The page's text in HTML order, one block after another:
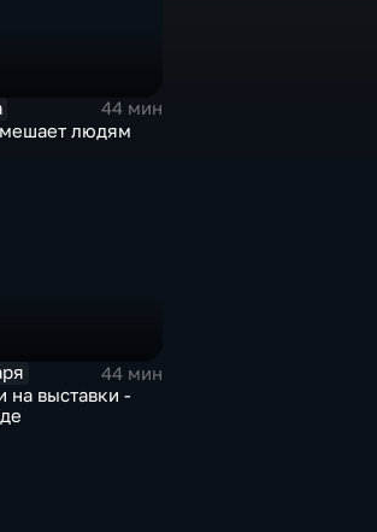
44 мин
людям
44 мин
на выставки -